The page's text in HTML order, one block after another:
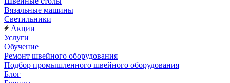
Вязальные машины
Светильники
Акции
Услуги
Обучение
Ремонт швейного оборудования
Подбор промышленного швейного оборудования
Блог